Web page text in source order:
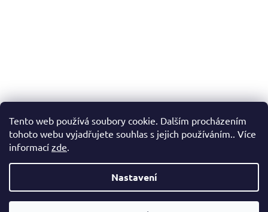
Tento web používá soubory cookie. Dalším procházením
tohoto webu vyjadřujete souhlas s jejich používáním.. Více
informací zde.
Nastavení
Vážení zákazníci, v případě, že hledáte konkrétní zboží a my jej